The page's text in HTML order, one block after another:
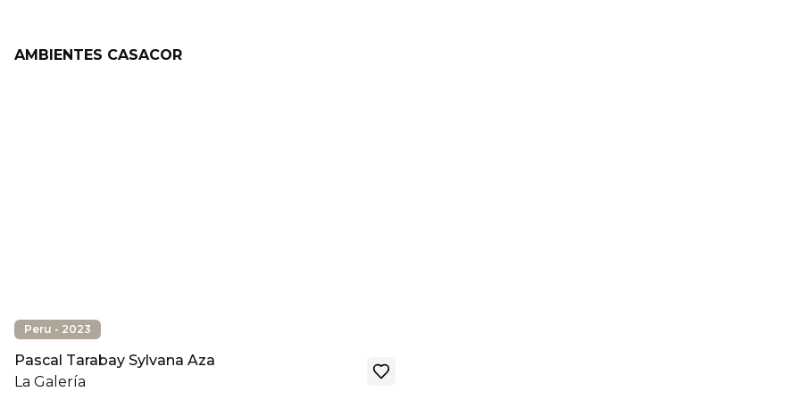
AMBIENTES CASACOR
Peru - 2023
Pascal Tarabay Sylvana Aza
La Galería